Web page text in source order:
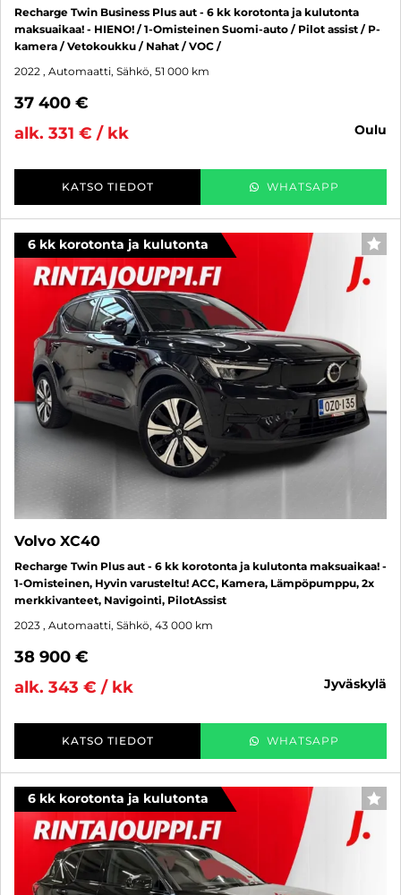
Recharge Twin Business Plus aut - 6 kk korotonta ja kulutonta
maksuaikaa! - HIENO! / 1-Omisteinen Suomi-auto / Pilot assist / P-
kamera / Vetokoukku / Nahat / VOC /
2022 , Automaatti, Sähkö, 51 000 km
37 400 €
alk. 331 € / kk
oulu
KATSO TIEDOT WHATSAPP
6 kk korotonta ja kulutonta
Volvo XC40
Recharge Twin Plus aut - 6 kk korotonta ja kulutonta maksuaikaa! -
1-Omisteinen, Hyvin varusteltu! ACC, Kamera, Lämpöpumppu, 2x
merkkivanteet, Navigointi, PilotAssist
2023 , Automaatti, Sähkö, 43 000 km
38 900 €
alk. 343 € / kk
jyväskylä
KATSO TIEDOT WHATSAPP
6 kk korotonta ja kulutonta